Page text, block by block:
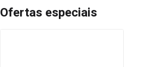
Ofertas especiais